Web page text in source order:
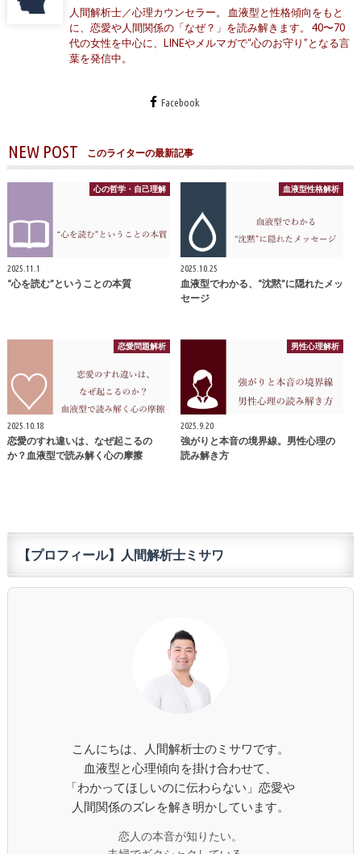
人間解析士／心理カウンセラー。 血液型と性格傾向をもと
に、恋愛や人間関係の「なぜ？」を読み解きます。 40〜70
代の女性を中心に、LINEやメルマガで“心のお守り”となる言
葉を発信中。
Facebook
NEW POST このライターの最新記事
心の哲学・自己理解
2025.11.1
“心を読む”ということの本質
血液型性格解析
2025.10.25
血液型でわかる、“沈黙”に隠れたメッ
セージ
恋愛問題解析
2025.10.18
恋愛のすれ違いは、なぜ起こるの
か？血液型で読み解く心の摩擦
男性心理解析
2025.9.20
強がりと本音の境界線。男性心理の
読み解き方
【プロフィール】人間解析士ミサワ
こんにちは、人間解析士のミサワです。
血液型と心理傾向を掛け合わせて、
「わかってほしいのに伝わらない」恋愛や
人間関係のズレを解き明かしています。
恋人の本音が知りたい。